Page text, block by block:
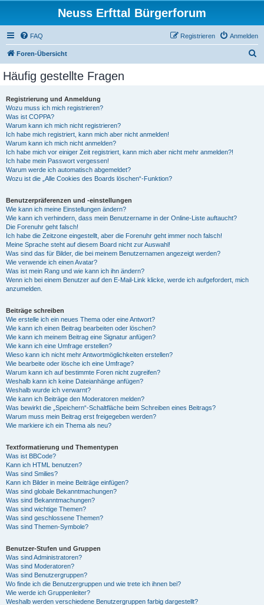
Neuss Erfttal Bürgerforum
FAQ Anmelden
Registrieren
Foren-Übersicht
Häufig gestellte Fragen
Registrierung und Anmeldung
Wozu muss ich mich registrieren?
Was ist COPPA?
Warum kann ich mich nicht registrieren?
Ich habe mich registriert, kann mich aber nicht anmelden!
Warum kann ich mich nicht anmelden?
Ich habe mich vor einiger Zeit registriert, kann mich aber nicht mehr anmelden?!
Ich habe mein Passwort vergessen!
Warum werde ich automatisch abgemeldet?
Wozu ist die „Alle Cookies des Boards löschen“-Funktion?
Benutzerpräferenzen und -einstellungen
Wie kann ich meine Einstellungen ändern?
Wie kann ich verhindern, dass mein Benutzername in der Online-Liste auftaucht?
Die Forenuhr geht falsch!
Ich habe die Zeitzone eingestellt, aber die Forenuhr geht immer noch falsch!
Meine Sprache steht auf diesem Board nicht zur Auswahl!
Was sind das für Bilder, die bei meinem Benutzernamen angezeigt werden?
Wie verwende ich einen Avatar?
Was ist mein Rang und wie kann ich ihn ändern?
Wenn ich bei einem Benutzer auf den E-Mail-Link klicke, werde ich aufgefordert, mich
anzumelden.
Beiträge schreiben
Wie erstelle ich ein neues Thema oder eine Antwort?
Wie kann ich einen Beitrag bearbeiten oder löschen?
Wie kann ich meinem Beitrag eine Signatur anfügen?
Wie kann ich eine Umfrage erstellen?
Wieso kann ich nicht mehr Antwortmöglichkeiten erstellen?
Wie bearbeite oder lösche ich eine Umfrage?
Warum kann ich auf bestimmte Foren nicht zugreifen?
Weshalb kann ich keine Dateianhänge anfügen?
Weshalb wurde ich verwarnt?
Wie kann ich Beiträge den Moderatoren melden?
Was bewirkt die „Speichern“-Schaltfläche beim Schreiben eines Beitrags?
Warum muss mein Beitrag erst freigegeben werden?
Wie markiere ich ein Thema als neu?
Textformatierung und Thementypen
Was ist BBCode?
Kann ich HTML benutzen?
Was sind Smilies?
Kann ich Bilder in meine Beiträge einfügen?
Was sind globale Bekanntmachungen?
Was sind Bekanntmachungen?
Was sind wichtige Themen?
Was sind geschlossene Themen?
Was sind Themen-Symbole?
Benutzer-Stufen und Gruppen
Was sind Administratoren?
Was sind Moderatoren?
Was sind Benutzergruppen?
Wo finde ich die Benutzergruppen und wie trete ich ihnen bei?
Wie werde ich Gruppenleiter?
Weshalb werden verschiedene Benutzergruppen farbig dargestellt?